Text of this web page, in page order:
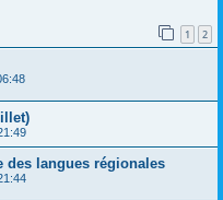
1 2
des langues régionales